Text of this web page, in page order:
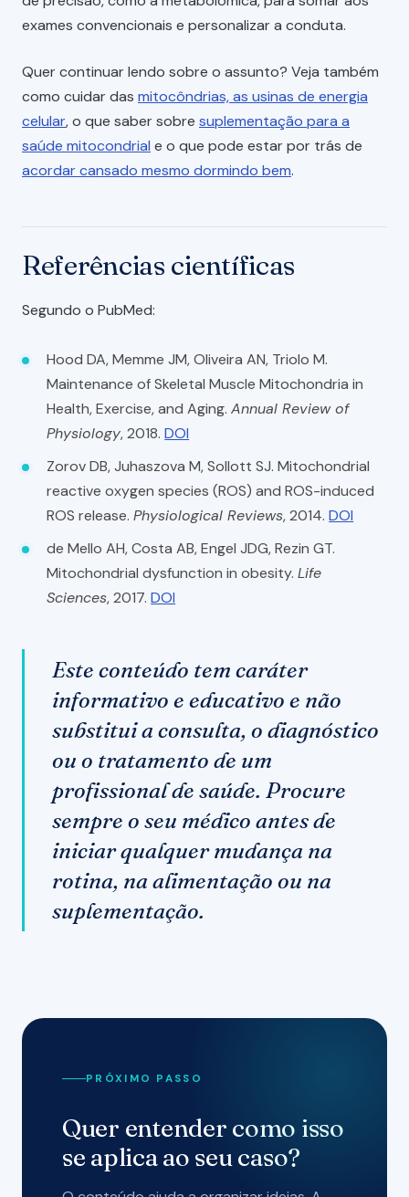
exames convencionais e personalizar a conduta.
Quer continuar lendo sobre o assunto? Veja também
como cuidar das mitocôndrias, as usinas de energia
celular, o que saber sobre suplementação para a
saúde mitocondrial e o que pode estar por trás de
acordar cansado mesmo dormindo bem.
Referências científicas
Segundo o PubMed:
Hood DA, Memme JM, Oliveira AN, Triolo M.
Maintenance of Skeletal Muscle Mitochondria in
Health, Exercise, and Aging.Annual Review of
Physiology, 2018.DOI
Zorov DB, Juhaszova M, Sollott SJ. Mitochondrial
reactive oxygen species (ROS) and ROS-induced
ROS release.Physiological Reviews, 2014.DOI
de Mello AH, Costa AB, Engel JDG, Rezin GT.
Mitochondrial dysfunction in obesity.Life
Sciences, 2017.DOI
Este conteúdo tem caráter
informativo e educativo e não
substitui a consulta, o diagnóstico
ou o tratamento de um
profissional de saúde. Procure
sempre o seu médico antes de
iniciar qualquer mudança na
rotina, na alimentação ou na
suplementação.
PRÓXIMO PASSO
Quer entender como isso
se aplica ao seu caso?